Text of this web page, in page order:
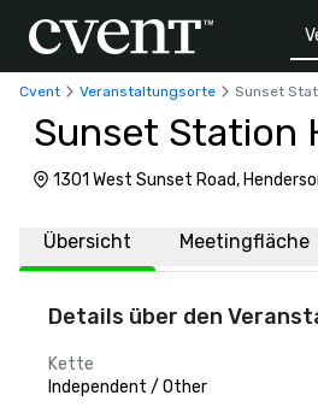
Cvent Veranstaltungsorte Sunset
Sunset Station
1301 West Sunset Road,
Übersicht Meetingfläche
Details über den
Kette
Independent / Other